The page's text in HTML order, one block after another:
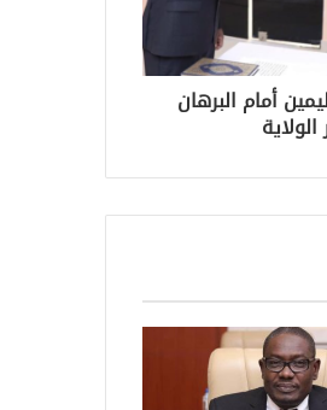
أمام البرهان